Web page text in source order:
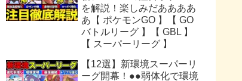
を解説！楽しみだああああ
あ【 ポケモンGO 】【 GO
バトルリーグ 】【 GBL 】
【 スーパーリーグ 】
【12選】新環境スーパーリ
ーグ開幕！●●弱体化で環境